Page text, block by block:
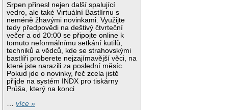
Srpen přinesl nejen další spalující
vedro, ale také Virtuální Bastlírnu s
neméně žhavými novinkami. Využijte
tedy předpovědi na deštivý čtvrteční
večer a od 20:00 se připojte online k
tomuto neformálnímu setkání kutilů,
techniků a vědců, kde se strahovskými
bastlíři proberete nejzajímavější věci, na
které jste narazili za poslední měsíc.
Pokud jde o novinky, řeč zcela jistě
přijde na systém INDX pro tiskárny
Průša, který na konci
…více »